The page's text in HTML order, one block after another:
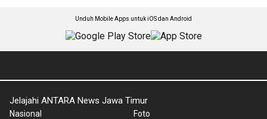
Unduh Mobile Apps untuk iOS dan Android
Jelajahi ANTARA News Jawa Timur
Nasional
Foto